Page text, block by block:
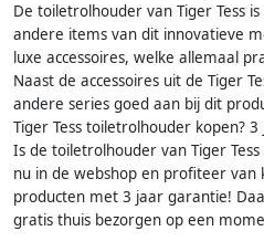
De toiletrolhouder van Tiger Tess
andere items van dit innovatieve
luxe accessoires, welke allemaal
Naast de accessoires uit de Tiger
andere series goed aan bij dit
Tiger Tess toiletrolhouder kopen?
Is de toiletrolhouder van Tiger
nu in de webshop en profiteer
producten met 3 jaar garantie!
gratis thuis bezorgen op een